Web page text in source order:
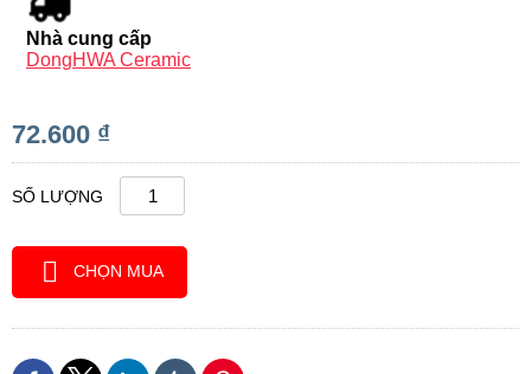
Nhà cung cấp
DongHWA Ceramic
72.600 ₫
SỐ LƯỢNG
CHỌN MUA